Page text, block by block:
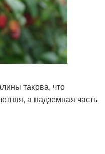
такова, что
а надземная часть